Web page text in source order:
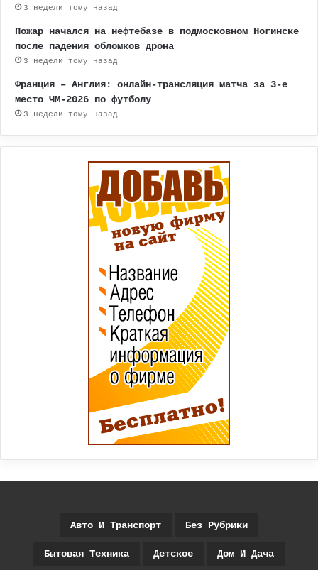
3 недели тому назад
Пожар начался на нефтебазе в подмосковном Ногинске
после падения обломков дрона
3 недели тому назад
Франция – Англия: онлайн-трансляция матча за 3-е
место ЧМ-2026 по футболу
3 недели тому назад
Авто И Транспорт Без Рубрики
Бытовая Техника Детское Дом И Дача